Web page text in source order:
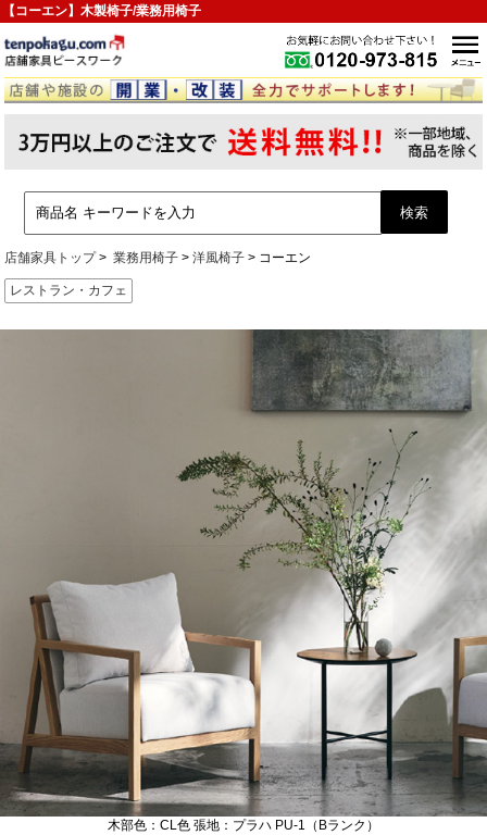
【コーエン】木製椅子/業務用椅子
店舗家具トップ 業務用椅子 洋風椅子 コーエン
レストラン・カフェ
木部色：CL色 張地：プラハ PU-1（Bランク）